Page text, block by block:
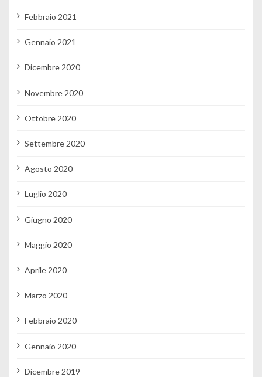
Febbraio 2021
Gennaio 2021
Dicembre 2020
Novembre 2020
Ottobre 2020
Settembre 2020
Agosto 2020
Luglio 2020
Giugno 2020
Maggio 2020
Aprile 2020
Marzo 2020
Febbraio 2020
Gennaio 2020
Dicembre 2019